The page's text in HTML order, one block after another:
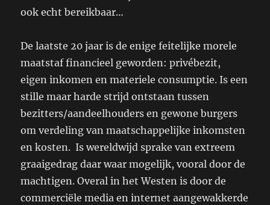
ook echt bereikbaar…
De laatste 20 jaar is de enige feitelijke morele
maatstaf financieel geworden: privébezit,
eigen inkomen en materiele consumptie. Is een
stille maar harde strijd ontstaan tussen
bezitters/aandeelhouders en gewone burgers
om verdeling van maatschappelijke inkomsten
en kosten. Is wereldwijd sprake van extreem
graaigedrag daar waar mogelijk, vooral door de
machtigen. Overal in het Westen is door de
commerciële media en internet aangewakkerde